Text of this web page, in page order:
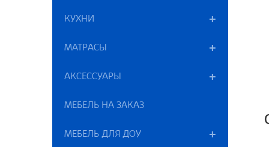
КУХНИ
МАТРАСЫ
АКСЕССУАРЫ
МЕБЕЛЬ НА ЗАКАЗ
МЕБЕЛЬ ДЛЯ ДОУ